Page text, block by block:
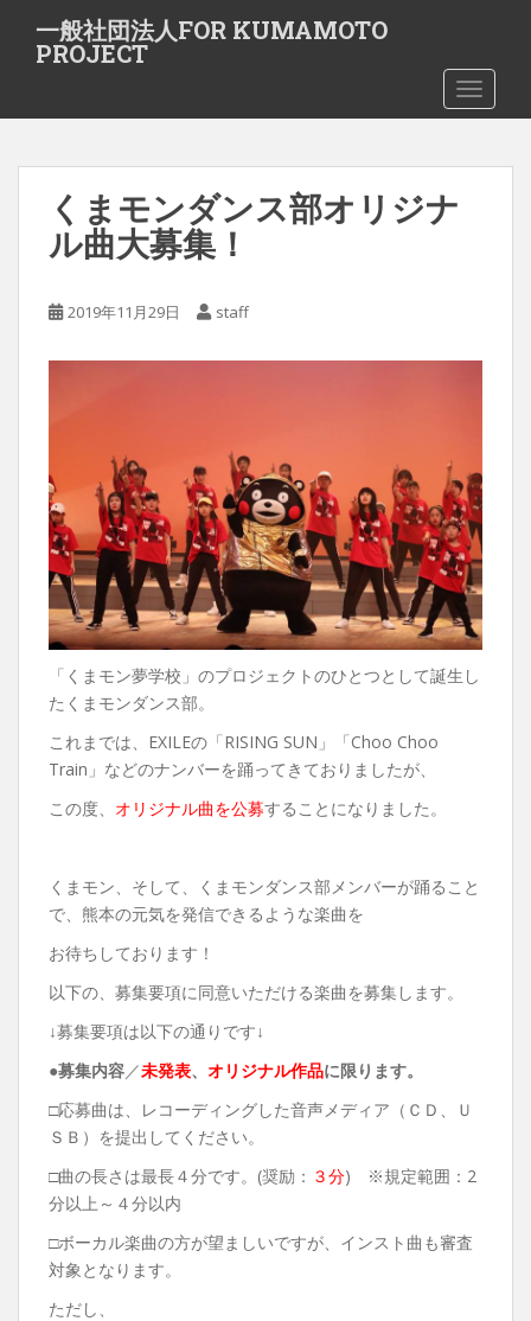
t
一般社団法人FOR KUMAMOTO
PROJECT
くまモンダンス部オリジナ
ル曲大募集！
2019年11月29日 staff
「くまモン夢学校」のプロジェクトのひとつとして誕生し
たくまモンダンス部。
これまでは、EXILEの「RISING SUN」「Choo Choo
Train」などのナンバーを踊ってきておりましたが、
この度、 オリジナル曲を公募することになりました。
くまモン、そして、くまモンダンス部メンバーが踊ること
で、熊本の元気を発信できるような楽曲を
お待ちしております！
以下の、募集要項に同意いただける楽曲を募集します。
↓募集要項は以下の通りです↓
●募集内容／未発表、 オリジナル作品に限ります。
□応募曲は、レコーディングした音声メディア（ＣＤ、Ｕ
ＳＢ）を提出してください。
□曲の長さは最長４分です。(奨励： ３分) ※規定範囲：2
分以上～４分以内
□ボーカル楽曲の方が望ましいですが、インスト曲も審査
対象となります。
ただし、